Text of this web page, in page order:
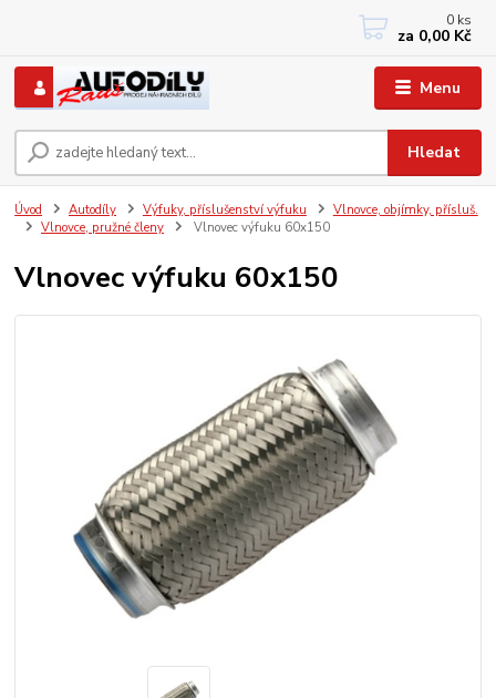
Menu
Hledat
+420 733767377
PO-PÁ: 8 - 12, 13 - 17
0 ks
za 0,00 Kč
Úvod Autodíly Výfuky, příslušenství výfuku
Vlnovce, objímky, přísluš.
Vlnovce, pružné členy
Vlnovec výfuku 60x150
Vlnovec výfuku 60x150